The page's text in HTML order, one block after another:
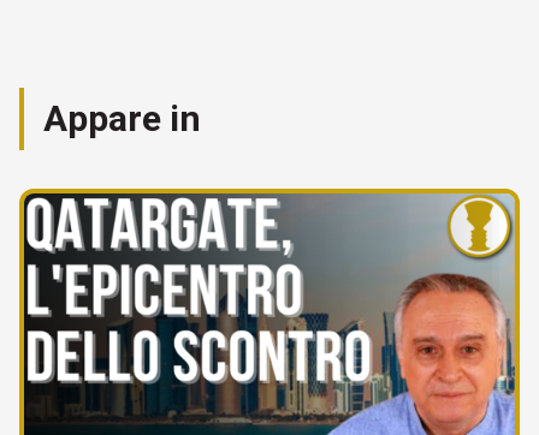
Appare in